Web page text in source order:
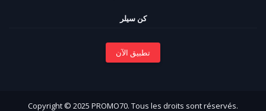
كن سيلر
تطبيق الآن
Copyright © 2025 PROMO70. Tous les droits sont réservés.